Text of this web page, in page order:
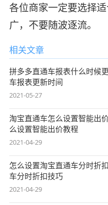
各位商家一定要选择
广，不要随波逐流。
相关文章
拼多多直通车报表什么时候
车报表更新时间
2021-05-27
淘宝直通车怎么设置智能出
么设置智能出价教程
2021-04-29
怎么设置淘宝直通车分时折
车分时折扣技巧
2021-04-29